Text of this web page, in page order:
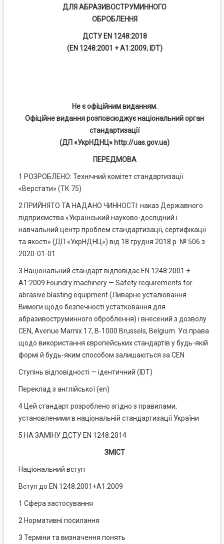
ДЛЯ АБРАЗИВОСТРУМИННОГО
ОБРОБЛЕННЯ
ДСТУ EN 1248:2018
(EN 1248:2001 + А1:2009, IDТ)
Не є офіційним виданням.
Офіційне видання розповсюджує національний орган
стандартизації
(ДП «УкрНДНЦ» http://uas.gov.ua)
ПЕРЕДМОВА
1 РОЗРОБЛЕНО: Технічний комітет стандартизації
«Верстати» (ТК 75)
2 ПРИЙНЯТО ТА НАДАНО ЧИННОСТІ: наказ Державного
підприємства «Український науково-дослідний і
навчальний центр проблем стандартизації, сертифікації
та якості» (ДП «УкрНДНЦ») від 18 грудня 2018 р. № 506 з
2020-01-01
3 Національний стандарт відповідає EN 1248:2001 +
А1:2009 Foundry machinery — Safety requirements for
abrasive blasting equipment (Ливарне усталювання.
Вимоги щодо безпечності устатковання для
абразивоструминного оброблення) і внесений з дозволу
CEN, Avenue Marnix 17, В-1000 Brussels, Belgium. Усі права
щодо використання європейських стандартів у будь-якій
формі й будь-яким способом залишаються за CEN
Ступінь відповідності — ідентичний (IDТ)
Переклад з англійської (еn)
4 Цей стандарт розроблено згідно з правилами,
установленими в національній стандартизації України
5 НА ЗАМІНУ ДСТУ EN 1248:2014
ЗМІСТ
Національний вступ
Вступ до EN 1248:2001+А1:2009
1 Сфера застосування
2 Нормативні посилання
3 Терміни та визначення понять